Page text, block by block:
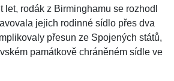
rodák z Birminghamu se rozhodl
jejich rodinné sídlo přes dva
přesun ze Spojených států,
památkově chráněném sídle ve